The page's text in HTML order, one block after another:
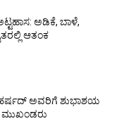
ಅಡಿಕೆ, ಬಾಳೆ,
ಆತಂಕ
ಅವರಿಗೆ ಶುಭಾಶಯ
ಮುಖಂಡರು